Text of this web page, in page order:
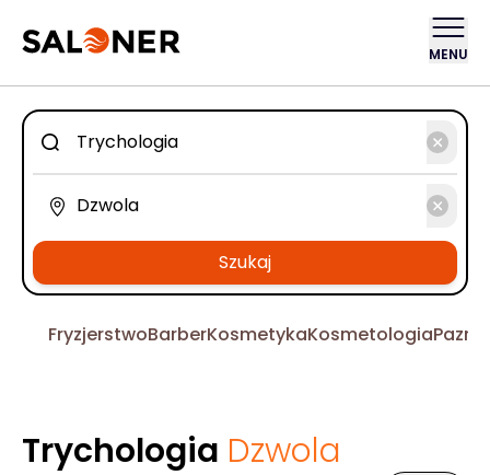
MENU
Szukaj
FryzjerstwoBarberKosmetykaKosmetologia
Trychologia Dzwola